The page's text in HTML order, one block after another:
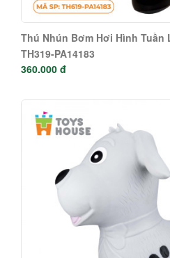
Thú Nhún Bơm Hơi Hình Tuần
TH319-PA14183
360.000 đ